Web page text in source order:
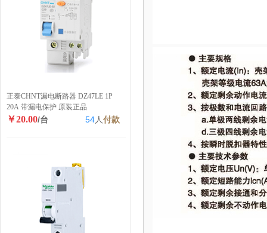
正泰CHNT漏电断路器 DZ47LE 1P
20A 带漏电保护 原装正品
￥20.00/台 54人付款